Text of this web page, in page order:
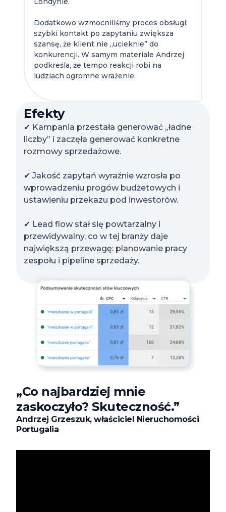
Dodatkowo wzmocniliśmy proces obsługi:
szybki kontakt po zapytaniu zwiększa
szansę, że klient nie „ucieknie” do
konkurencji. W samym materiale Andrzej
podkreśla, że tempo reakcji robi na
ludziach ogromne wrażenie.
Efekty
✔ Kampania przestała generować „ładne
liczby” i zaczęła generować konkretne
rozmowy sprzedażowe.
✔ Jakość zapytań wyraźnie wzrosła po
wprowadzeniu progów budżetowych i
ustawieniu przekazu pod inwestorów.
✔ Lead flow stał się powtarzalny i
przewidywalny, co w tej branży daje
największą przewagę: planowanie pracy
zespołu i pipeline sprzedaży.
„Co najbardziej mnie
zaskoczyło? Skuteczność.”
Andrzej Grzeszuk, właściciel Nieruchomości
Portugalia